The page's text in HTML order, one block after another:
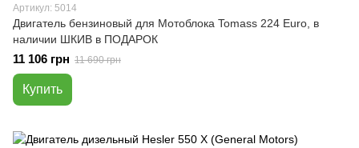
Артикул: 5014
Двигатель бензиновый для Мотоблока Tomass 224 Euro, в
наличии ШКИВ в ПОДАРОК
11 106 грн 11 690 грн
Купить